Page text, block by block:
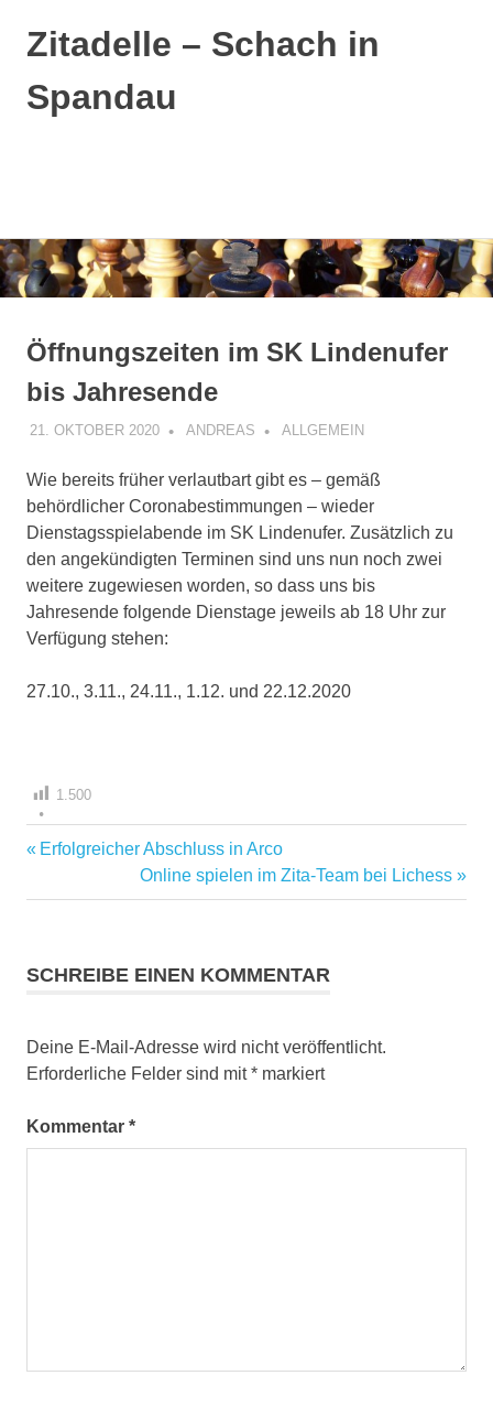
Zum
Inhalt
springen
Zitadelle – Schach in
Spandau
Öffnungszeiten im SK Lindenufer
bis Jahresende
21. OKTOBER 2020 ANDREAS ALLGEMEIN
Wie bereits früher verlautbart gibt es – gemäß
behördlicher Coronabestimmungen – wieder
Dienstagsspielabende im SK Lindenufer. Zusätzlich zu
den angekündigten Terminen sind uns nun noch zwei
weitere zugewiesen worden, so dass uns bis
Jahresende folgende Dienstage jeweils ab 18 Uhr zur
Verfügung stehen:
27.10., 3.11., 24.11., 1.12. und 22.12.2020
1.500
Beitragsnavigation
Vorheriger
Erfolgreicher Abschluss in Arco
Nächster
Beitrag:
Online spielen im Zita-Team bei Lichess
SCHREIBE EINEN KOMMENTAR
Deine E-Mail-Adresse wird nicht veröffentlicht.
Erforderliche Felder sind mit* markiert
Kommentar *